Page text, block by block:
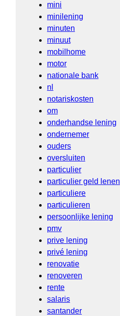
mini
minilening
minuten
minuut
mobilhome
motor
nationale bank
nl
notariskosten
om
onderhandse lening
ondernemer
ouders
oversluiten
particulier
particulier geld lenen
particuliere
particulieren
persoonlijke lening
pmv
prive lening
privé lening
renovatie
renoveren
rente
salaris
santander